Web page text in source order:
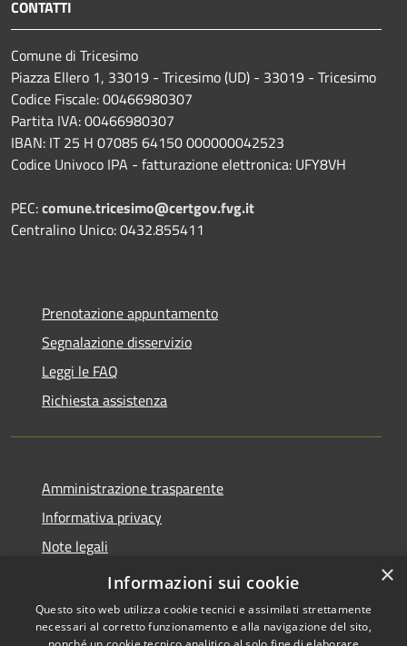
CONTATTI
Comune di Tricesimo
Piazza Ellero 1, 33019 - Tricesimo (UD) - 33019 - Tricesimo
Codice Fiscale: 00466980307
Partita IVA: 00466980307
IBAN: IT 25 H 07085 64150 000000042523
Codice Univoco IPA - fatturazione elettronica: UFY8VH
PEC:comune.tricesimo@certgov.fvg.it
Centralino Unico: 0432.855411
Prenotazione appuntamento
Segnalazione disservizio
Leggi le FAQ
Richiesta assistenza
Amministrazione trasparente
Informativa privacy
Note legali
Dichiarazione di accessibilità
×
Informazioni sui cookie
Questo sito web utilizza cookie tecnici e assimilati strettamente
necessari al corretto funzionamento e alla navigazione del sito,